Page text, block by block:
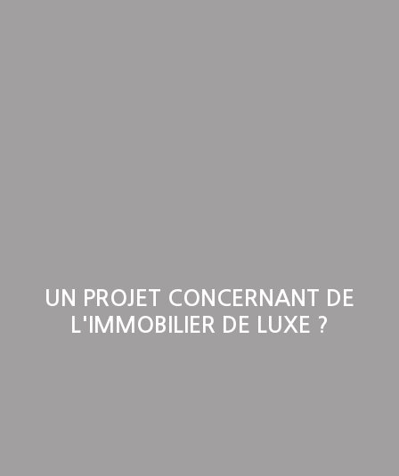
UN PROJET CONCERNANT DE
L'IMMOBILIER DE LUXE ?